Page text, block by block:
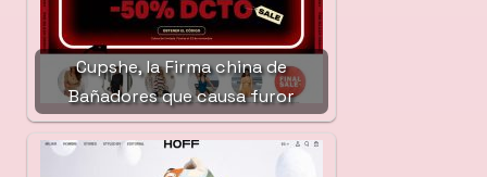
Cupshe, la Firma china de
Bañadores que causa furor